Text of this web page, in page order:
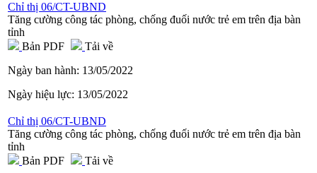
Chỉ thị 06/CT-UBND
Tăng cường công tác phòng, chống đuối nước trẻ em trên địa bàn
tỉnh
Bản PDF
Tải về
Ngày ban hành: 13/05/2022
Ngày hiệu lực: 13/05/2022
Chỉ thị 06/CT-UBND
Tăng cường công tác phòng, chống đuối nước trẻ em trên địa bàn
tỉnh
Bản PDF
Tải về